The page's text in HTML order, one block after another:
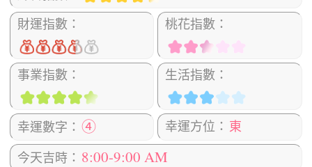
財運指數： 桃花指數：
事業指數： 生活指數：
幸運數字： ④ 幸運方位： 東
今天吉時： 8:00-9:00 AM